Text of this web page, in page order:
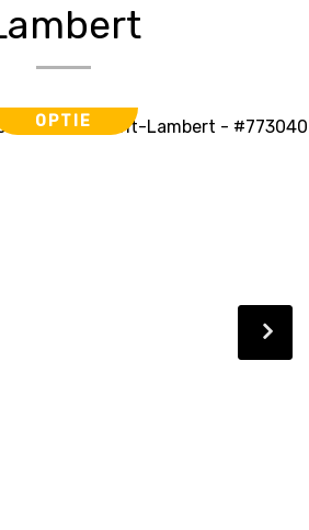
OPTIE